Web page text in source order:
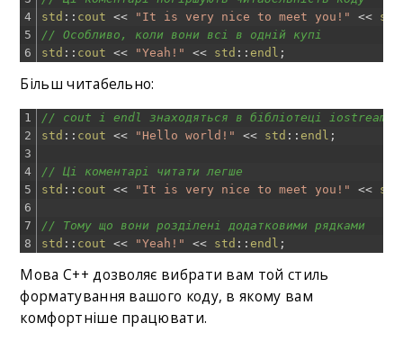
4
5
6
std :: cout << "It is very nice to meet you!" << std
// Особливо, коли вони всі в одній купі
std :: cout << "Yeah!" << std ::endl ;
Більш читабельно:
1
2
3
4
5
6
7
8
// cout і endl знаходяться в бібліотеці iostream
std :: cout << "Hello world!" << std ::endl ;
// Ці коментарі читати легше
std :: cout << "It is very nice to meet you!" << std
// Тому що вони розділені додатковими рядками
std :: cout << "Yeah!" << std ::endl ;
Мова C++ дозволяє вибрати вам той стиль
форматування вашого коду, в якому вам
комфортніше працювати.